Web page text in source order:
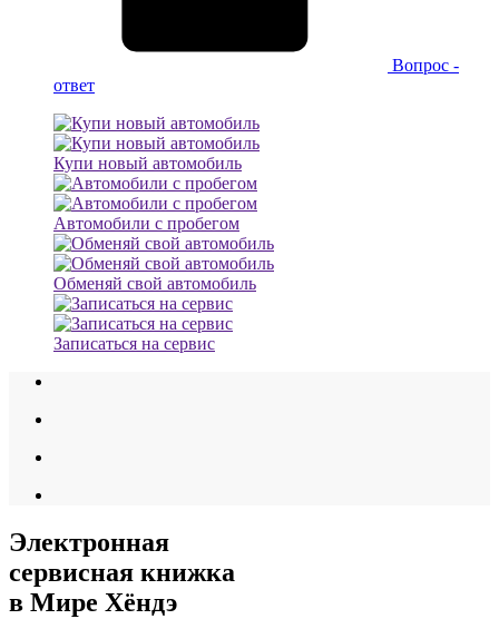
Вопрос -
ответ
Купи новый автомобиль
Автомобили с пробегом
Обменяй свой автомобиль
Записаться на сервис
Электронная
сервисная книжка
в Мире Хёндэ